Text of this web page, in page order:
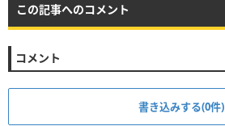
この記事へのコメント
コメント
書き込みする(0件)